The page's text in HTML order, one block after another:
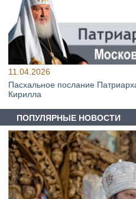
11.04.2026
Пасхальное послание
Кирилла
ПОПУЛЯРНЫЕ НОВОСТИ